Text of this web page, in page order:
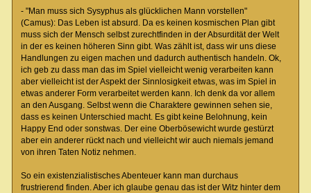
- "Man muss sich Sysyphus als glücklichen Mann vorstellen"
(Camus): Das Leben ist absurd. Da es keinen kosmischen Plan gibt
muss sich der Mensch selbst zurechtfinden in der Absurdität der Welt
in der es keinen höheren Sinn gibt. Was zählt ist, dass wir uns diese
Handlungen zu eigen machen und dadurch authentisch handeln. Ok,
ich geb zu dass man das im Spiel vielleicht wenig verarbeiten kann
aber vielleicht ist der Aspekt der Sinnlosigkeit etwas, was im Spiel in
etwas anderer Form verarbeitet werden kann. Ich denk da vor allem
an den Ausgang. Selbst wenn die Charaktere gewinnen sehen sie,
dass es keinen Unterschied macht. Es gibt keine Belohnung, kein
Happy End oder sonstwas. Der eine Oberbösewicht wurde gestürzt
aber ein anderer rückt nach und vielleicht wir auch niemals jemand
von ihren Taten Notiz nehmen.
So ein existenzialistisches Abenteuer kann man durchaus
frustrierend finden. Aber ich glaube genau das ist der Witz hinter dem